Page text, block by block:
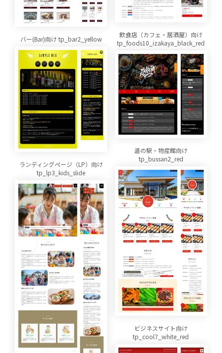
飲食店（カフェ・居酒屋）向け
tp_foods10_izakaya_black_red
バー(Bar)向け tp_bar2_yellow
道の駅・物産館向け
tp_bussan2_red
ランディングページ（LP）向け
tp_lp3_kids_slide
ビジネスサイト向け
tp_cool7_white_red